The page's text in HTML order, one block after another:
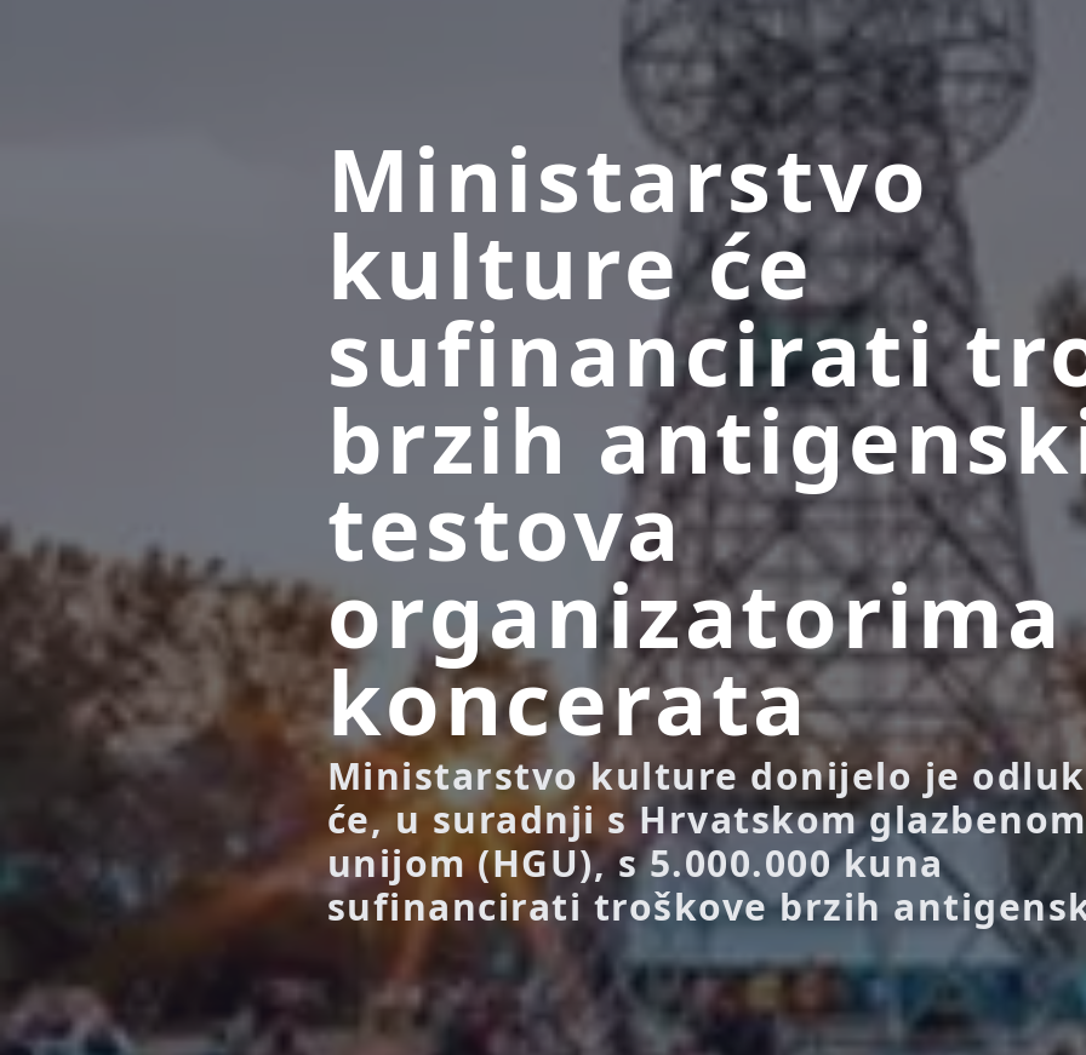
Ministarstvo
kulture će
sufinancirati
brzih
testova
organizatorima
koncerata
Ministarstvo kulture donijelo je
će, u suradnji s Hrvatskom glazbenom
unijom (HGU), s 5.000.000 kuna
sufinancirati troškove brzih